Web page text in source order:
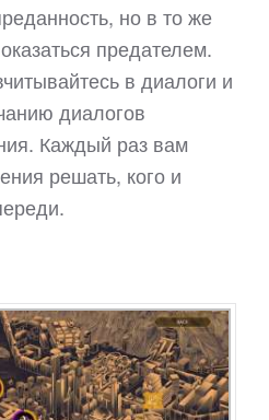
но в то же
предателем.
в диалоги и
диалогов
Каждый раз вам
решать, кого и